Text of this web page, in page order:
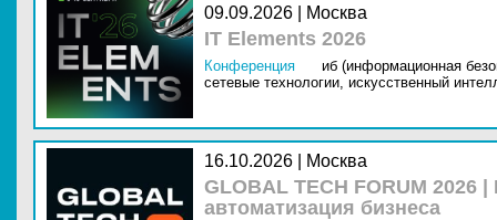
09.09.2026 | Москва
IT Elements 2026
Конференция
иб (информационная
сетевые технологии, искусственный
16.10.2026 | Москва
GLOBAL TECH FORUM
автоматизация бизнеса